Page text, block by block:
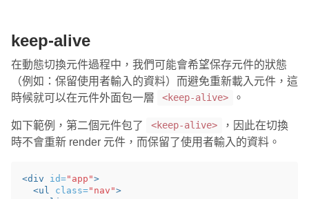
keep-alive
在動態切換元件過程中，我們可能會希望保存元件的狀態
（例如：保留使用者輸入的資料）而避免重新載入元件，這
時候就可以在元件外面包一層
<keep-alive> 。
如下範例，第二個元件包了 <keep-alive>
，因此在切換
時不會重新 render 元件，而保留了使用者輸入的資料。
<div id="app">
<ul
class="nav">